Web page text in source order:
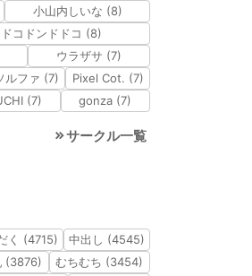
小山内しいな (8)
コドンドドコ (8)
ウラザサ (7)
ルファ (7)
Pixel Cot. (7)
(7)
gonza (7)
サークル一覧
く (4715)
中出し (4545)
(3876)
むちむち (3454)